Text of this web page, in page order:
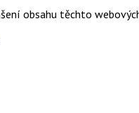
obsahu těchto